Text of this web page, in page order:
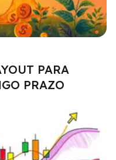
PARA
PRAZO